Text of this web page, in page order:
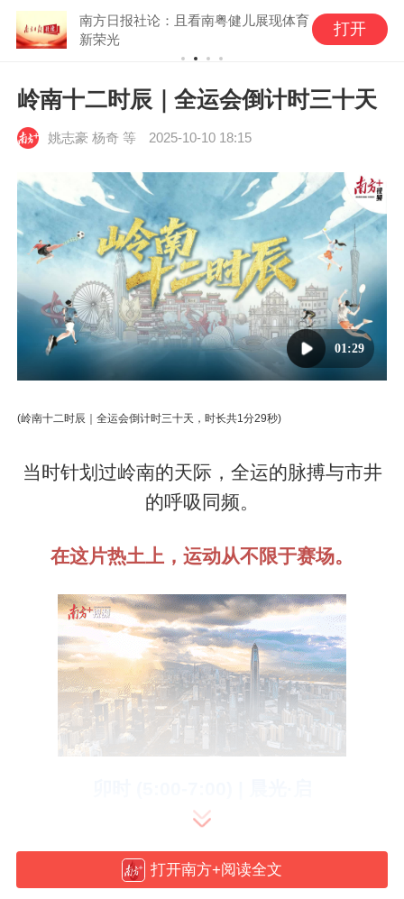
南方日报社论：且看南粤健儿展现体育
新荣光
打开
岭南十二时辰｜全运会倒计时三十天
姚志豪 杨奇 等 2025-10-10 18:15
01:29
(岭南十二时辰｜全运会倒计时三十天，时长共1分29秒)
当时针划过岭南的天际，全运的脉搏与市井
的呼吸同频。
在这片热土上，运动从不限于赛场。
打开南方+阅读全文